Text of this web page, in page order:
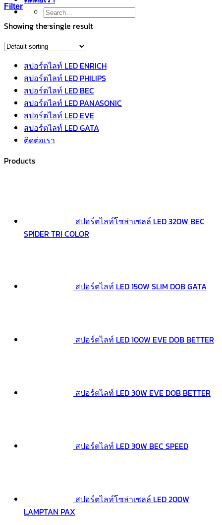
Search
for:
Filter
Showing the single result
สปอร์ตไลท์ LED ENRICH
สปอร์ตไลท์ LED PHILIPS
สปอร์ตไลท์ LED BEC
สปอร์ตไลท์ LED PANASONIC
สปอร์ตไลท์ LED EVE
สปอร์ตไลท์ LED GATA
ติดต่อเรา
Products
สปอร์ตไลท์โซล่าเซลล์ LED 320W BEC
SPIDER TRI COLOR
สปอร์ตไลท์ LED 150W SLIM DOB GATA
สปอร์ตไลท์ LED 100W EVE DOB BETTER
สปอร์ตไลท์ LED 30W EVE DOB BETTER
สปอร์ตไลท์ LED 30W BEC SPEED
สปอร์ตไลท์โซล่าเซลล์ LED 200W
LAMPTAN PAX